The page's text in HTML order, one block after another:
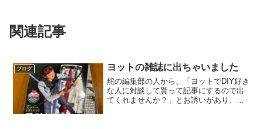
関連記事
ブログ ヨットの雑誌に出ちゃいました
舵の編集部の人から、「ヨットでDIY好き
な人に対談して貰って記事にするので出
てくれませんか？」とお誘いがあり、